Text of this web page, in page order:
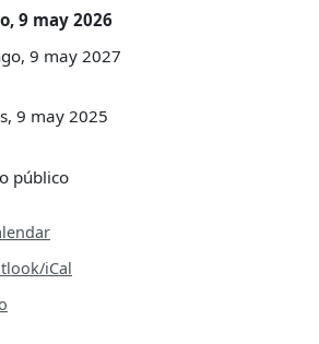
9 may 2026
9 may 2027
9 may 2025
público
iCal